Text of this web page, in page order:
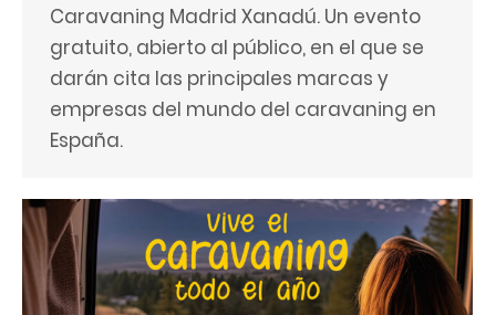
Caravaning Madrid Xanadú. Un evento
gratuito, abierto al público, en el que se
darán cita las principales marcas y
empresas del mundo del caravaning en
España.